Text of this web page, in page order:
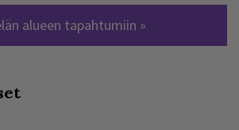
alueen tapahtumiin »